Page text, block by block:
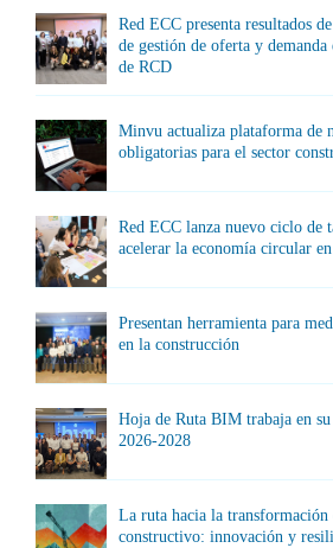
Red ECC presenta resultados
de gestión de oferta y
de RCD
Minvu actualiza plataforma de
obligatorias para el sector
Red ECC lanza nuevo ciclo de
acelerar la economía circular
Presentan herramienta para
en la construcción
Hoja de Ruta BIM trabaja en
2026-2028
La ruta hacia la transformación
constructivo: innovación y